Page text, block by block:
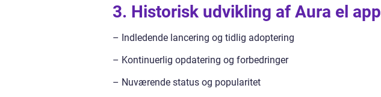
3. Historisk udvikling af Aura el app
– Indledende lancering og tidlig adoptering
– Kontinuerlig opdatering og forbedringer
– Nuværende status og popularitet